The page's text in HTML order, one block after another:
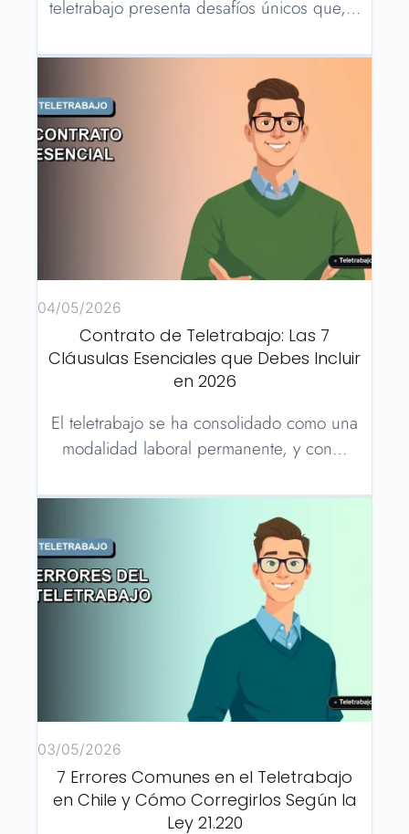
teletrabajo presenta desafíos únicos que,…
04/05/2026
Contrato de Teletrabajo: Las 7
Cláusulas Esenciales que Debes Incluir
en 2026
El teletrabajo se ha consolidado como una
modalidad laboral permanente, y con…
03/05/2026
7 Errores Comunes en el Teletrabajo
en Chile y Cómo Corregirlos Según la
Ley 21.220